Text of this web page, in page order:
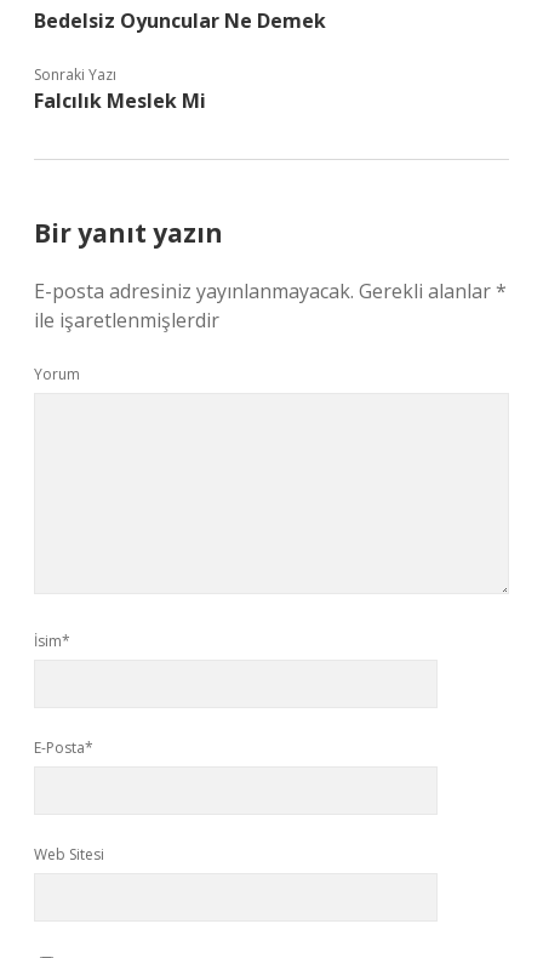
Bedelsiz Oyuncular Ne Demek
Sonraki Yazı
Falcılık Meslek Mi
Bir yanıt yazın
E-posta adresiniz yayınlanmayacak. Gerekli alanlar*
ile işaretlenmişlerdir
Yorum
İsim*
E-Posta*
Web Sitesi